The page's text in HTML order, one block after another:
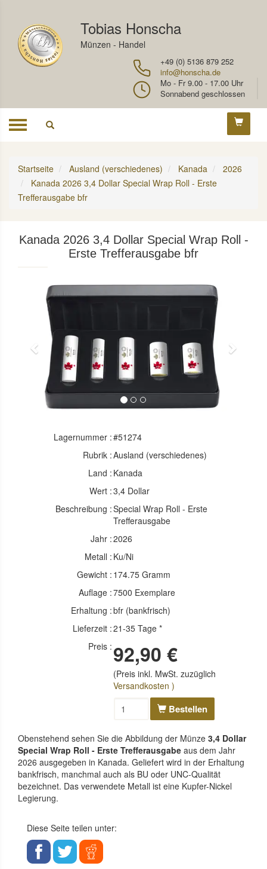
Tobias Honscha
Münzen - Handel
+49 (0) 5136 879 252
info@honscha.de
Mo - Fr 9.00 - 17.00 Uhr
Sonnabend geschlossen
Toggle
Startseite Ausland (verschiedenes) Kanada
2026
Kanada 2026 3,4 Dollar Special Wrap Roll - Erste
Trefferausgabe bfr
Kanada 2026 3,4 Dollar Special Wrap Roll -
Erste Trefferausgabe bfr
Previous Next
Lagernummer :#51274
Rubrik :Ausland (verschiedenes)
Land : Kanada
Wert :3,4 Dollar
Beschreibung :Special Wrap Roll - Erste
Trefferausgabe
Jahr :2026
Metall : Ku/Ni
Gewicht : 174.75 Gramm
Auflage :7500 Exemplare
Erhaltung :bfr (bankfrisch)
Lieferzeit :21-35 Tage *
Preis : 92,90 €
(Preis inkl. MwSt. zuzüglich
Versandkosten )
Bestellen
Obenstehend sehen Sie die Abbildung der Münze 3,4 Dollar
Special Wrap Roll - Erste Trefferausgabe aus dem Jahr
2026 ausgegeben in Kanada. Geliefert wird in der Erhaltung
bankfrisch, manchmal auch als BU oder UNC-Qualität
bezeichnet. Das verwendete Metall ist eine Kupfer-Nickel
Legierung.
Diese Seite teilen unter: